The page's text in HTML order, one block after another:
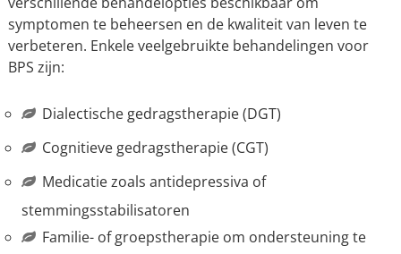
symptomen te beheersen en de kwaliteit van leven te
verbeteren. Enkele veelgebruikte behandelingen voor
BPS zijn:
Dialectische gedragstherapie (DGT)
Cognitieve gedragstherapie (CGT)
Medicatie zoals antidepressiva of
stemmingsstabilisatoren
Familie- of groepstherapie om ondersteuning te